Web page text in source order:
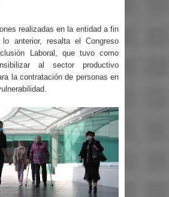
realizadas en la entidad a fin
lo anterior, resalta el Congreso
Laboral, que tuvo como
al sector productivo
la contratación de personas en